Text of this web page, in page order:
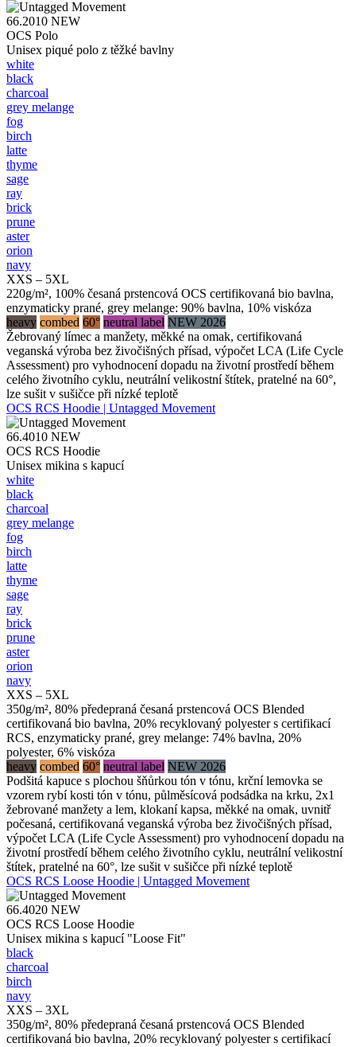
66.2010 NEW
OCS Polo
Unisex piqué polo z těžké bavlny
white
black
charcoal
grey melange
fog
birch
latte
thyme
sage
ray
brick
prune
aster
orion
navy
XXS – 5XL
220g/m², 100% česaná prstencová OCS certifikovaná bio bavlna,
enzymaticky prané, grey melange: 90% bavlna, 10% viskóza
heavy combed 60° neutral label NEW 2026
Žebrovaný límec a manžety, měkké na omak, certifikovaná
veganská výroba bez živočišných přísad, výpočet LCA (Life Cycle
Assessment) pro vyhodnocení dopadu na životní prostředí během
celého životního cyklu, neutrální velikostní štítek, pratelné na 60°,
lze sušit v sušičce při nízké teplotě
OCS RCS Hoodie | Untagged Movement
66.4010 NEW
OCS RCS Hoodie
Unisex mikina s kapucí
white
black
charcoal
grey melange
fog
birch
latte
thyme
sage
ray
brick
prune
aster
orion
navy
XXS – 5XL
350g/m², 80% předepraná česaná prstencová OCS Blended
certifikovaná bio bavlna, 20% recyklovaný polyester s certifikací
RCS, enzymaticky prané, grey melange: 74% bavlna, 20%
polyester, 6% viskóza
heavy combed 60° neutral label NEW 2026
Podšitá kapuce s plochou šňůrkou tón v tónu, krční lemovka se
vzorem rybí kosti tón v tónu, půlměsícová podsádka na krku, 2x1
žebrované manžety a lem, klokaní kapsa, měkké na omak, uvnitř
počesaná, certifikovaná veganská výroba bez živočišných přísad,
výpočet LCA (Life Cycle Assessment) pro vyhodnocení dopadu na
životní prostředí během celého životního cyklu, neutrální velikostní
štítek, pratelné na 60°, lze sušit v sušičce při nízké teplotě
OCS RCS Loose Hoodie | Untagged Movement
66.4020 NEW
OCS RCS Loose Hoodie
Unisex mikina s kapucí "Loose Fit"
black
charcoal
birch
navy
XXS – 3XL
350g/m², 80% předepraná česaná prstencová OCS Blended
certifikovaná bio bavlna, 20% recyklovaný polyester s certifikací